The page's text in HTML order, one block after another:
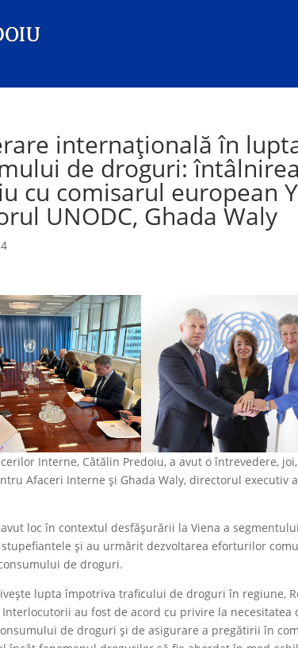
internațională în
de droguri:
cu comisarul european
UNODC, Ghada Waly
Interne, Cătălin Predoiu, a avut o întrevedere,
Afaceri Interne și Ghada Waly, directorul
loc în contextul desfășurării la Viena a
și au urmărit dezvoltarea eforturilor
de droguri.
lupta împotriva traficului de droguri în regiune,
au fost de acord cu privire la
de droguri și de asigurare a pregătirii în